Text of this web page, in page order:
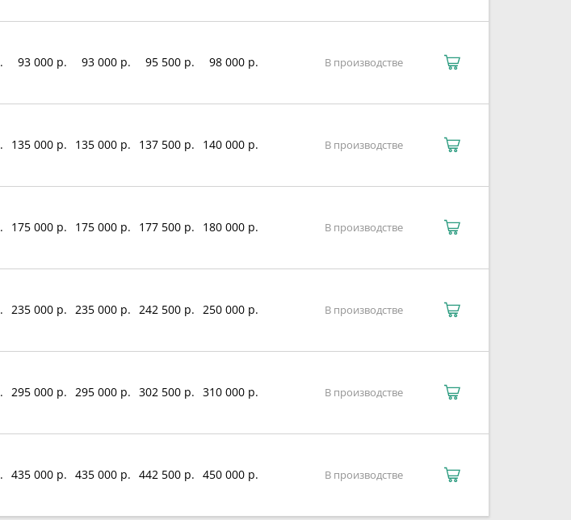
93 000 р. 93 000 р. 95 500 р. 98 000 р. В производстве
135 000 р. 135 000 р. 137 500 р. 140 000 р. В производстве
175 000 р. 175 000 р. 177 500 р. 180 000 р. В производстве
235 000 р. 235 000 р. 242 500 р. 250 000 р. В производстве
295 000 р. 295 000 р. 302 500 р. 310 000 р. В производстве
435 000 р. 435 000 р. 442 500 р. 450 000 р. В производстве